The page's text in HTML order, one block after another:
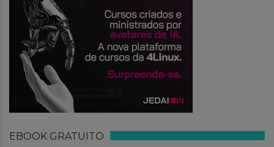
EBOOK GRATUITO